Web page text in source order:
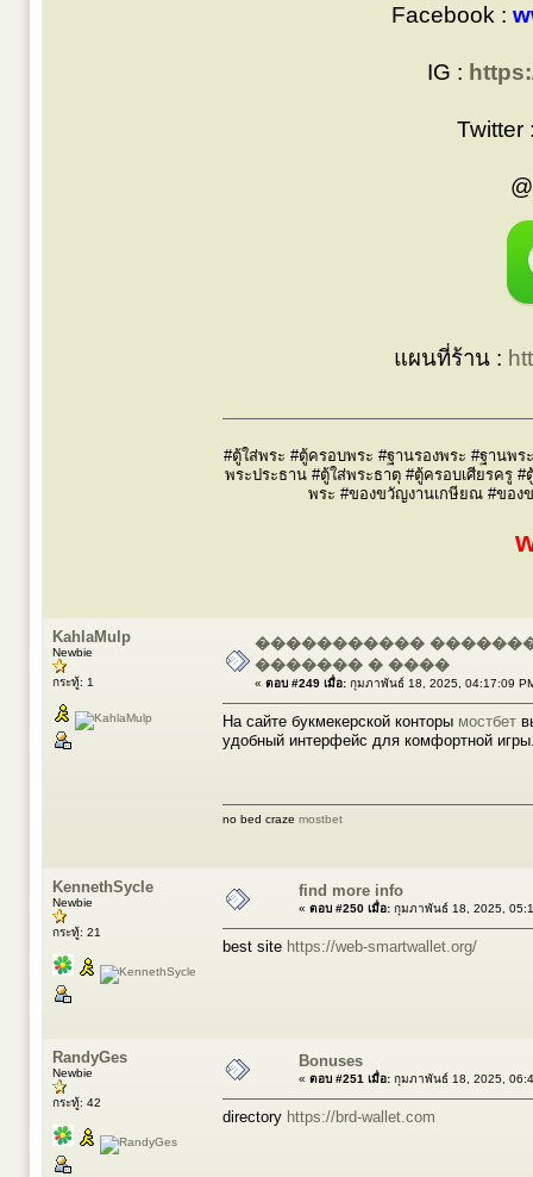
Facebook :
IG :
Twitter
แผนที่ร้าน :
#ตู้ใส่พระ #ตู้ครอบพระ #ฐานรองพระ #ฐานพ
พระประธาน #ตู้ใส่พระธาตุ #ตู้ครอบเศียรครู
พระ #ของขวัญงานเกษียณ #ของ
KahlaMulp
Newbie
กระทู้: 1
�����������
������� � ����
« ตอบ #249 เมื่อ: กุมภาพันธ์ 18, 2025, 04:17:09
На сайте букмекерской конторы мостбет
удобный интерфейс для комфортной
no bed craze mostbet
KennethSycle
Newbie
กระทู้: 21
find more info
« ตอบ #250 เมื่อ: กุมภาพันธ์ 18, 2025,
best site https://web-smartwallet.org/
RandyGes
Newbie
กระทู้: 42
Bonuses
« ตอบ #251 เมื่อ: กุมภาพันธ์ 18, 2025,
directory https://brd-wallet.com